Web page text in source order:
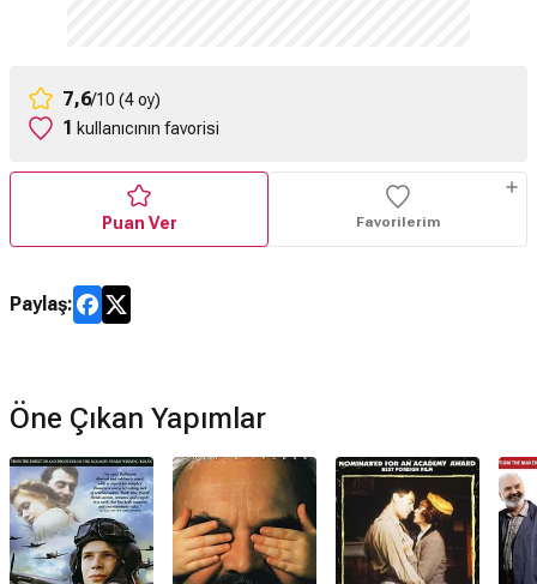
7,6/10 (4 oy)
1 kullanıcının favorisi
Puan Ver Favorilerim
Paylaş:
Öne Çıkan Yapımlar